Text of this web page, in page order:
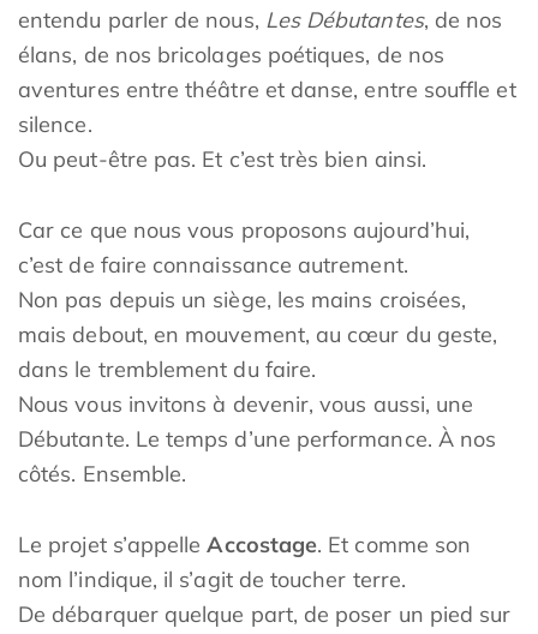
entendu parler de nous, Les Débutantes, de nos
élans, de nos bricolages poétiques, de nos
aventures entre théâtre et danse, entre souffle et
silence.
Ou peut-être pas. Et c’est très bien ainsi.
Car ce que nous vous proposons aujourd’hui,
c’est de faire connaissance autrement.
Non pas depuis un siège, les mains croisées,
mais debout, en mouvement, au cœur du geste,
dans le tremblement du faire.
Nous vous invitons à devenir, vous aussi, une
Débutante. Le temps d’une performance. À nos
côtés. Ensemble.
Le projet s’appelleAccostage. Et comme son
nom l’indique, il s’agit de toucher terre.
De débarquer quelque part, de poser un pied sur